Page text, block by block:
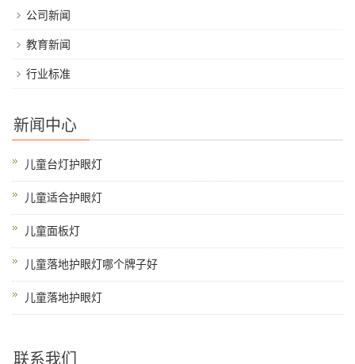
公司新闻
教育新闻
行业标准
新闻中心
儿童台灯护眼灯
儿童适合护眼灯
儿童面板灯
儿童落地护眼灯哪个牌子好
儿童落地护眼灯
联系我们